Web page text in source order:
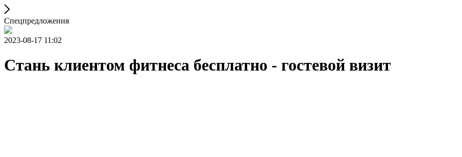
Спецпредложения
2023-08-17 11:02
Стань клиентом фитнеса бесплатно - гостевой визит